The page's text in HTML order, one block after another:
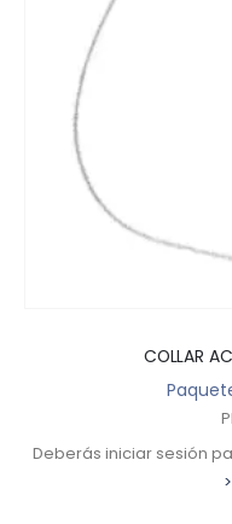
COLLAR
Deberás iniciar sesión